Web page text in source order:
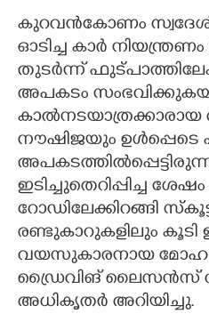
കുറവൻകോണം
ഓടിച്ച കാർ നിയന്ത്രണം
തുടർന്ന്
അപകടം
നൗഷിജയും ഉൾപ്പെടെ
ഇടിച്ചുതെറിപ്പിച്ച
റോഡിലേക്കിറങ്ങി
രണ്ടുകാറുകളിലും കൂടി
വയസുകാരനായ
ഡ്രൈവിങ് ലൈസൻസ്
അധികൃതർ അറിയിച്ചു.